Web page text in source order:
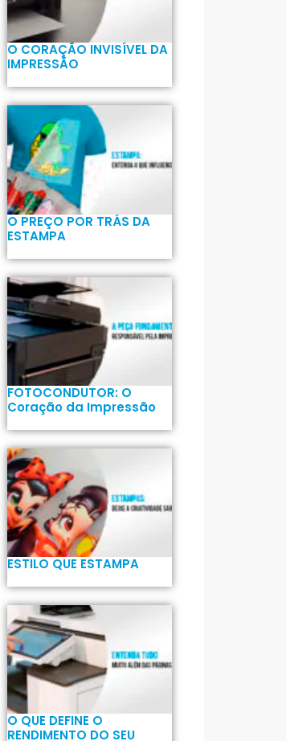
O CORAÇÃO INVISÍVEL DA
IMPRESSÃO
O PREÇO POR TRÁS DA
ESTAMPA
FOTOCONDUTOR: O
Coração da Impressão
ESTILO QUE ESTAMPA
O QUE DEFINE O
RENDIMENTO DO SEU